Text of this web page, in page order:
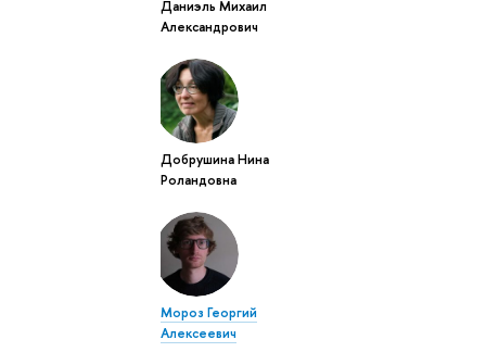
Даниэль Михаил
Александрович
Добрушина Нина
Роландовна
Мороз Георгий
Алексеевич